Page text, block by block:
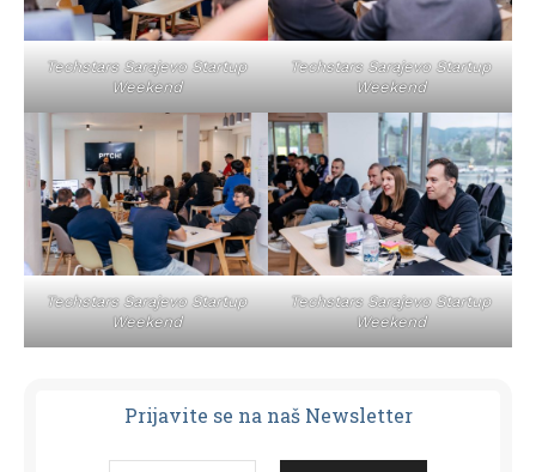
Techstars Sarajevo Startup
Weekend
Techstars Sarajevo Startup
Weekend
Techstars Sarajevo Startup
Weekend
Techstars Sarajevo Startup
Weekend
Prijavite se na naš Newsletter